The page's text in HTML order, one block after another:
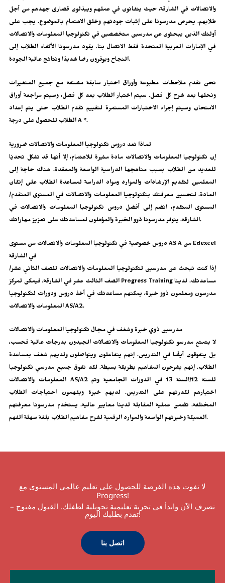
والاتصالات في الشارقة، حيث يتفانون في عملهم ويبذلون قصارى جهدهم من أجل
طلابهم. يحرص مدرسونا على إثبات جودتهم وخلق الاهتمام بالموضوع. يجب على
أولئك الذين يبحثون عن مدرسين متخصصين في تكنولوجيا المعلومات والاتصالات
في الإمارات العربية المتحدة فقط الاتصال بنا. يقود مدرسونا الأكفاء الطلاب إلى
النجاح ويوفرون رضا شديدًا ونتائج عالية الجودة.
نحن نقدم ملاحظات مطبوعة وأوراق اختبار سابقة مصنفة مع جميع المتغيرات
ونحلها بعد شرح كل فصل. سيتم اختبار الطلاب بعد كل فصل، وسيتم مراجعة أوراق
الامتحان وسيتم إجراء الاختبارات المستمرة لتقييم تقدم الطلاب حتى يتم إعداد
الطلاب للحصول على درجة A *.
لماذا تعد دروس تكنولوجيا المعلومات والاتصالات ضرورية
إن تكنولوجيا المعلومات والاتصالات مادة مثيرة للاهتمام، إلا أنها قد تشكل تحديًا
للعديد من الطلاب بسبب مناهجها الدراسية الواسعة والمعقدة. هناك حاجة إلى
المعلمين لتقديم الإرشادات والموارد ومواد الدراسة لمساعدة الطلاب على إتقان
المادة. لتحسين معرفتك بتكنولوجيا المعلومات والاتصالات في المستوى المتقدم/
المستوى المتقدم، انضم إلى أفضل دروس تكنولوجيا المعلومات والاتصالات في
الشارقة. يتوفر مدرسونا ذوو الخبرة والمؤهلون لمساعدتك على تعزيز مهاراتك.
دروس خصوصية في تكنولوجيا المعلومات والاتصالات من مستوى AS A من Edexcel
في الشارقة
إذا كنت تبحث عن مدرسين لتكنولوجيا المعلومات والاتصالات للصف الثاني عشر/
الصف الثالث عشر في الشارقة، فيمكن لمركز Progress Training مساعدتك. لدينا
مدرسون ومعلمون ذوو خبرة، يمكنهم مساعدتك في أخذ دروس ودورات لتكنولوجيا
المعلومات والاتصالات AS/A2.
مدرسين ذوي خبرة وشغف في مجال تكنولوجيا المعلومات والاتصالات
لا يتمتع مدرسو تكنولوجيا المعلومات والاتصالات الجيدون بدرجات عالية فحسب،
بل يتفوقون أيضًا في التدريس. إنهم يتفاعلون ويتواصلون ولديهم شغف بمساعدة
الطلاب. إنهم يشرحون المفاهيم بطريقة بسيطة. لقد تفوق جميع مدرسي تكنولوجيا
المعلومات والاتصالات AS/A2 للسنة 12/السنة 13 في الدورات الجامعية وتم
اختيارهم لقدرتهم على التدريس. لديهم خبرة ويفهمون احتياجات الطلاب
المختلفة. تضمن عملية المقابلة لدينا معايير عالية. يستخدم مدرسونا معرفتهم
العميقة وخبرتهم الواسعة والموارد الرقمية لشرح مفاهيم الطلاب بلغة سهلة الفهم.
لا تفوت هذه الفرصة للحصول على تعليم عالمي المستوى مع
Progress!
تصرف الآن وابدأ في تجربة تعليمية تحويلية لطفلك. القبول مفتوح –
تقدم بطلبك اليوم!
اتصل بنا